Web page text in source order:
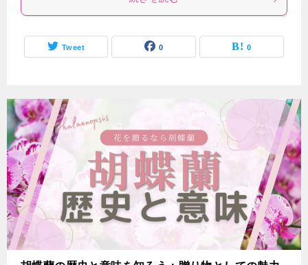
Tweet 0 0